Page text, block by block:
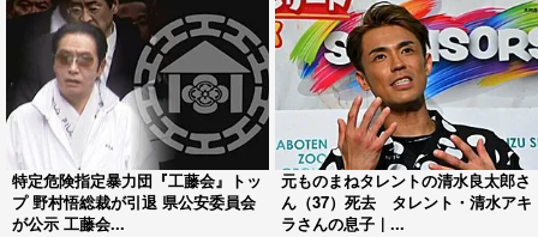
特定危険指定暴力団『工藤会』トッ
プ 野村悟総裁が引退 県公安委員会
が公示 工藤会...
元ものまねタレントの清水良太郎さ
ん（37）死去 タレント・清水アキ
ラさんの息子｜...